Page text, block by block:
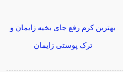
بهترین کرم رفع جای بخیه زایمان و
ترک پوستی زایمان